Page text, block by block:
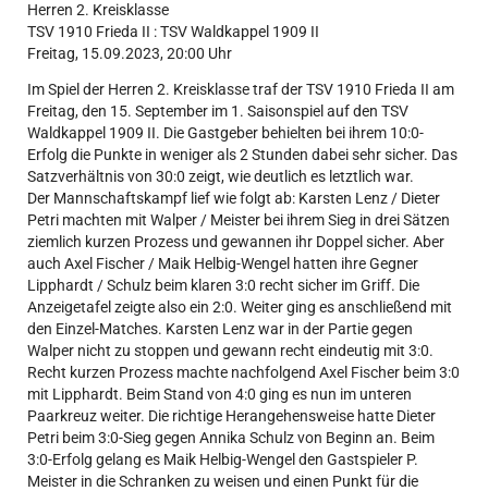
Herren 2. Kreisklasse
TSV 1910 Frieda II : TSV Waldkappel 1909 II
Freitag, 15.09.2023, 20:00 Uhr
Im Spiel der Herren 2. Kreisklasse traf der TSV 1910 Frieda II am
Freitag, den 15. September im 1. Saisonspiel auf den TSV
Waldkappel 1909 II. Die Gastgeber behielten bei ihrem 10:0-
Erfolg die Punkte in weniger als 2 Stunden dabei sehr sicher. Das
Satzverhältnis von 30:0 zeigt, wie deutlich es letztlich war.
Der Mannschaftskampf lief wie folgt ab: Karsten Lenz / Dieter
Petri machten mit Walper / Meister bei ihrem Sieg in drei Sätzen
ziemlich kurzen Prozess und gewannen ihr Doppel sicher. Aber
auch Axel Fischer / Maik Helbig-Wengel hatten ihre Gegner
Lipphardt / Schulz beim klaren 3:0 recht sicher im Griff. Die
Anzeigetafel zeigte also ein 2:0. Weiter ging es anschließend mit
den Einzel-Matches. Karsten Lenz war in der Partie gegen
Walper nicht zu stoppen und gewann recht eindeutig mit 3:0.
Recht kurzen Prozess machte nachfolgend Axel Fischer beim 3:0
mit Lipphardt. Beim Stand von 4:0 ging es nun im unteren
Paarkreuz weiter. Die richtige Herangehensweise hatte Dieter
Petri beim 3:0-Sieg gegen Annika Schulz von Beginn an. Beim
3:0-Erfolg gelang es Maik Helbig-Wengel den Gastspieler P.
Meister in die Schranken zu weisen und einen Punkt für die